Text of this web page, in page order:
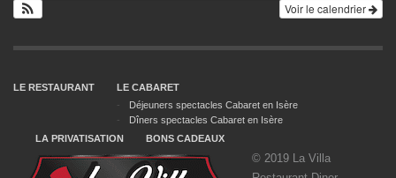
Voir le calendrier
LE RESTAURANT
LE CABARET
Déjeuners spectacles Cabaret en Isère
Dîners spectacles Cabaret en Isère
LA PRIVATISATION
BONS CADEAUX
© 2019 La Villa